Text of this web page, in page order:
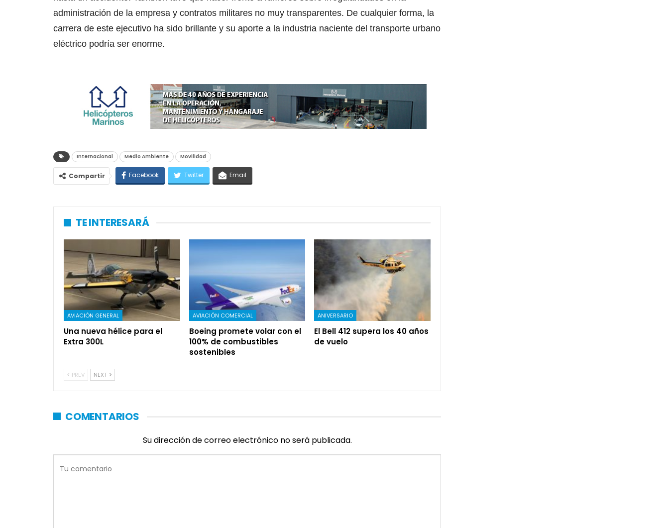
administración de la empresa y contratos militares no muy transparentes. De cualquier forma, la
carrera de este ejecutivo ha sido brillante y su aporte a la industria naciente del transporte urbano
eléctrico podría ser enorme.
Internacional Medio Ambiente Movilidad
Compartir Facebook Twitter Email
TE INTERESARÁ
AVIACIÓN GENERAL
Una nueva hélice para el
Extra 300L
AVIACIÓN COMERCIAL
Boeing promete volar con el
100% de combustibles
sostenibles
ANIVERSARIO
El Bell 412 supera los 40 años
de vuelo
PREV NEXT
COMENTARIOS
Su dirección de correo electrónico no será publicada.